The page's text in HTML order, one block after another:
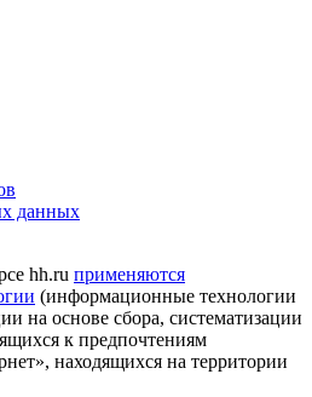
данных
hh.ru применяются
(информационные технологии
на основе сбора, систематизации
к предпочтениям
находящихся на территории